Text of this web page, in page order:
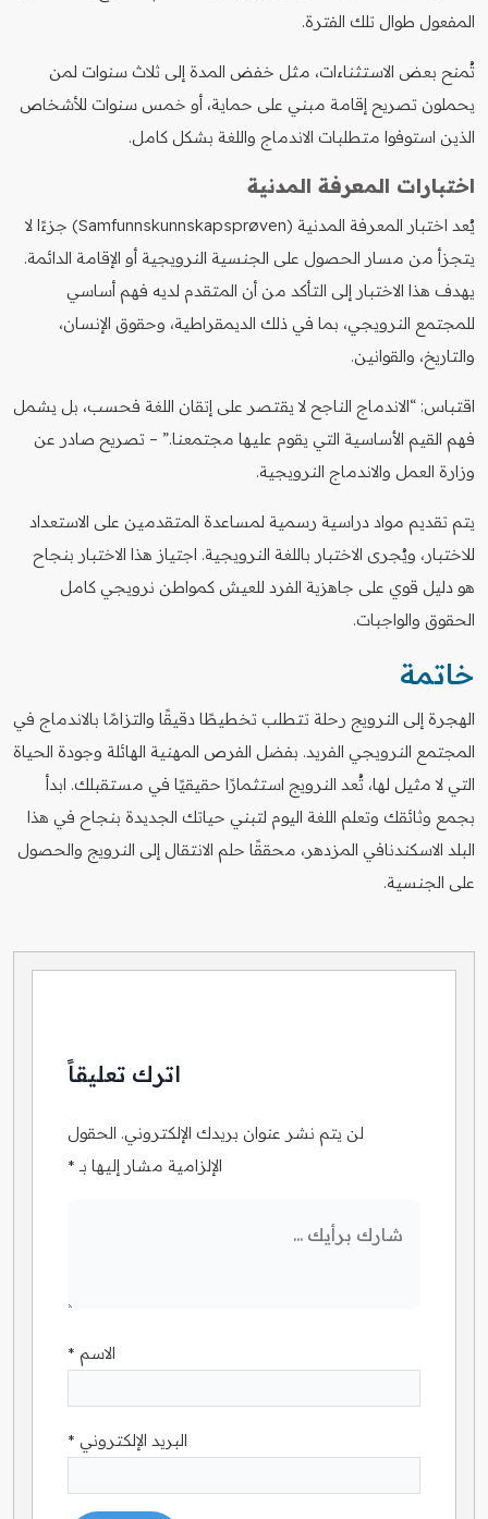
المفعول طوال تلك الفترة.
تُمنح بعض الاستثناءات، مثل خفض المدة إلى ثلاث سنوات لمن
يحملون تصريح إقامة مبني على حماية، أو خمس سنوات للأشخاص
الذين استوفوا متطلبات الاندماج واللغة بشكل كامل.
اختبارات المعرفة المدنية
يُعد اختبار المعرفة المدنية (Samfunnskunnskapsprøven) جزءًا لا
يتجزأ من مسار الحصول على الجنسية النرويجية أو الإقامة الدائمة.
يهدف هذا الاختبار إلى التأكد من أن المتقدم لديه فهم أساسي
للمجتمع النرويجي، بما في ذلك الديمقراطية، وحقوق الإنسان،
والتاريخ، والقوانين.
اقتباس: “الاندماج الناجح لا يقتصر على إتقان اللغة فحسب، بل يشمل
فهم القيم الأساسية التي يقوم عليها مجتمعنا.” – تصريح صادر عن
وزارة العمل والاندماج النرويجية.
يتم تقديم مواد دراسية رسمية لمساعدة المتقدمين على الاستعداد
للاختبار، ويُجرى الاختبار باللغة النرويجية. اجتياز هذا الاختبار بنجاح
هو دليل قوي على جاهزية الفرد للعيش كمواطن نرويجي كامل
الحقوق والواجبات.
خاتمة
الهجرة إلى النرويج رحلة تتطلب تخطيطًا دقيقًا والتزامًا بالاندماج في
المجتمع النرويجي الفريد. بفضل الفرص المهنية الهائلة وجودة الحياة
التي لا مثيل لها، تُعد النرويج استثمارًا حقيقيًا في مستقبلك. ابدأ
بجمع وثائقك وتعلم اللغة اليوم لتبني حياتك الجديدة بنجاح في هذا
البلد الاسكندنافي المزدهر، محققًا حلم الانتقال إلى النرويج والحصول
على الجنسية.
اترك تعليقاً
لن يتم نشر عنوان بريدك الإلكتروني. الحقول
الإلزامية مشار إليها بـ *
الاسم *
البريد الإلكتروني *